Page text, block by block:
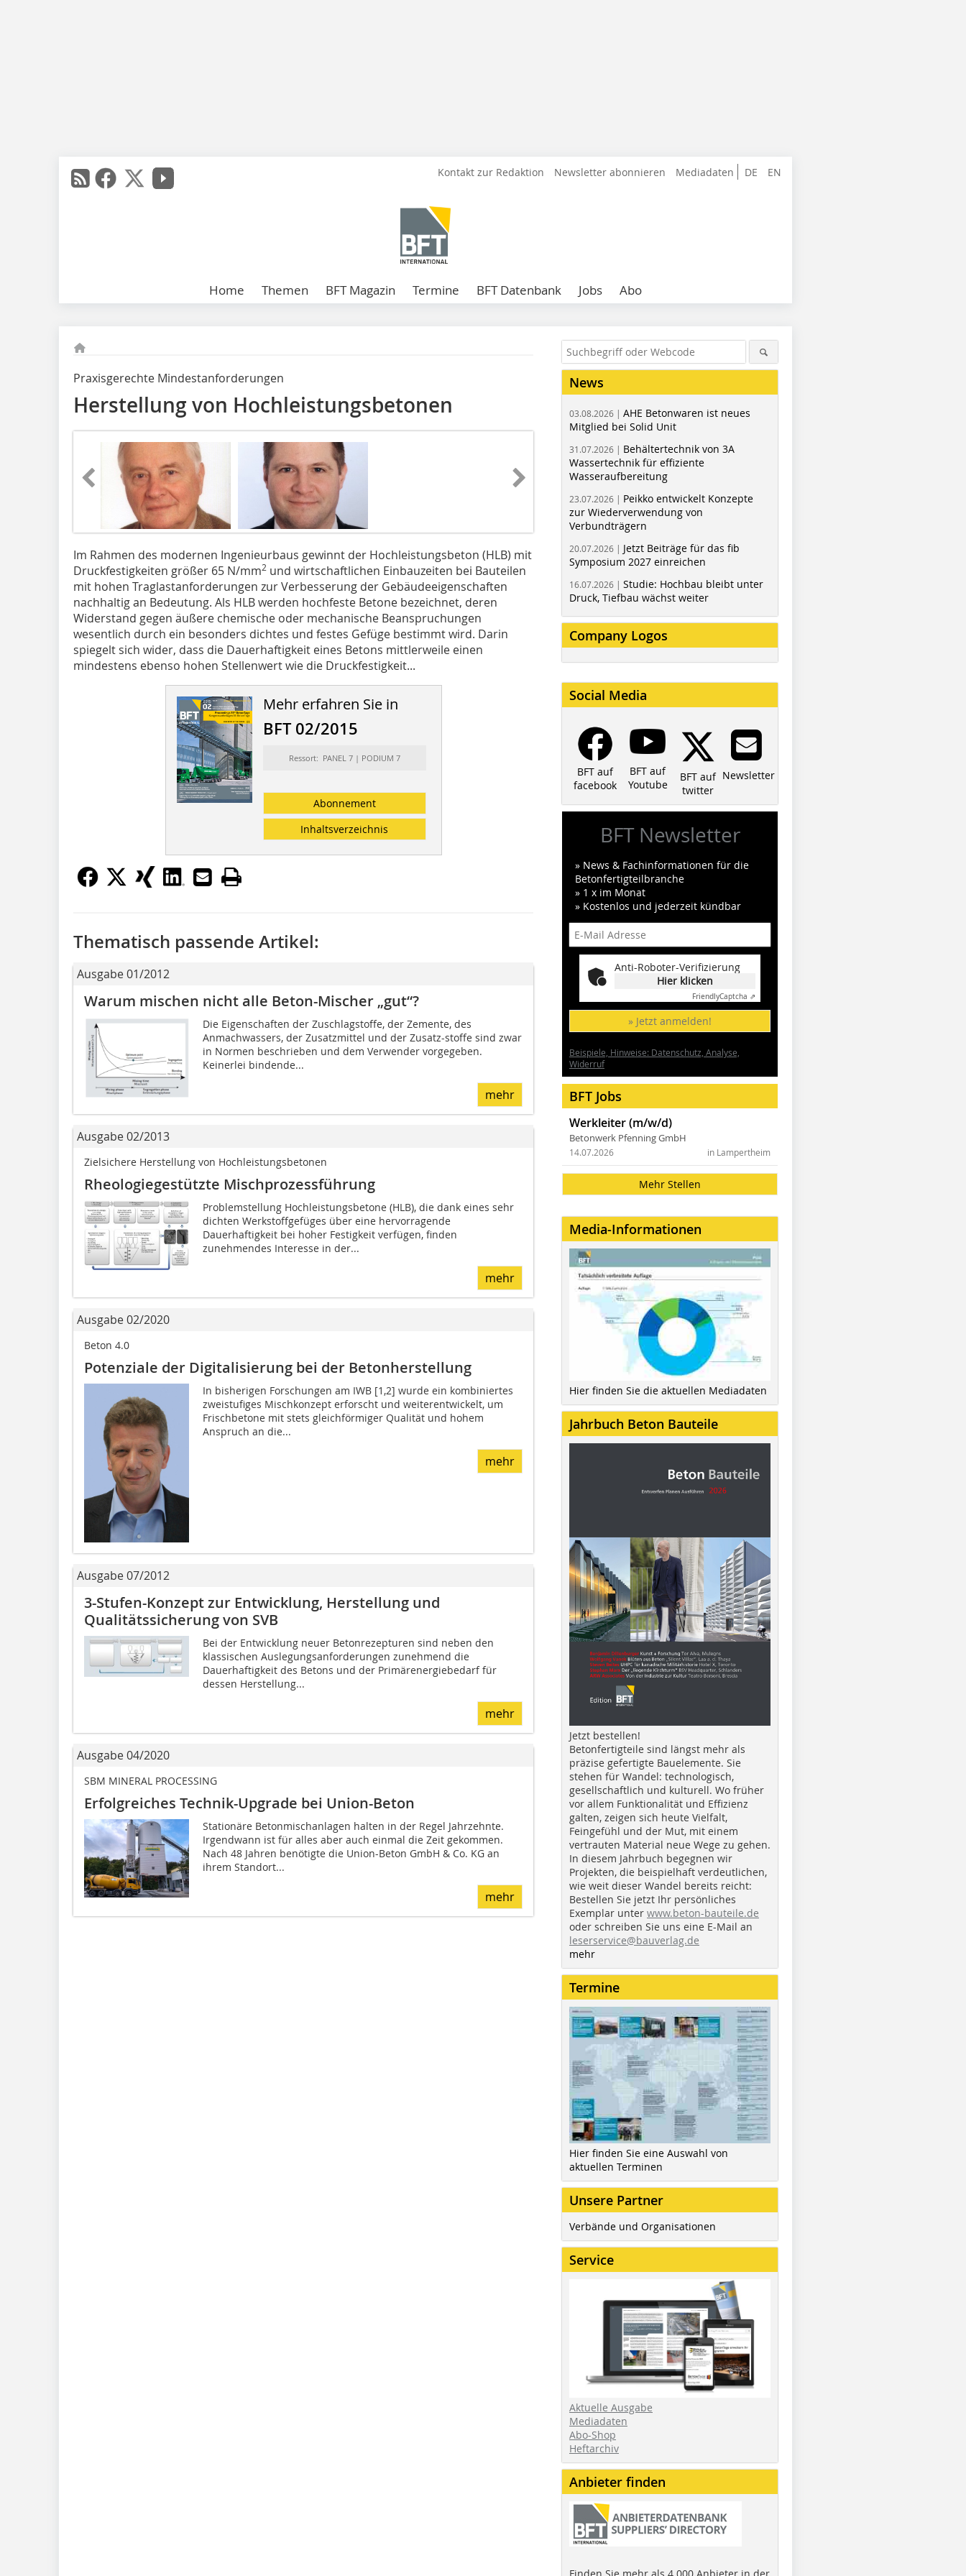
DE EN
Kontakt zur Redaktion Newsletter abonnieren Mediadaten
Home Themen BFT Magazin Termine BFT Datenbank Jobs Abo
Praxisgerechte Mindestanforderungen
Herstellung von Hochleistungsbetonen
Im Rahmen des modernen Ingenieurbaus gewinnt der Hochleistungsbeton (HLB) mit
Druckfestigkeiten größer 65 N/mm2 und wirtschaftlichen Einbauzeiten bei Bauteilen
mit hohen Traglastanforderungen zur Verbesserung der Gebäudeeigenschaften
nachhaltig an Bedeutung. Als HLB werden hochfeste Betone bezeichnet, deren
Widerstand gegen äußere chemische oder mechanische Beanspruchungen
wesentlich durch ein besonders dichtes und festes Gefüge bestimmt wird. Darin
spiegelt sich wider, dass die Dauerhaftigkeit eines Betons mittlerweile einen
mindestens ebenso hohen Stellenwert wie die Druckfestigkeit...
Mehr erfahren Sie in
BFT 02/2015
Ressort: PANEL 7 | PODIUM 7
Abonnement
Inhaltsverzeichnis
Thematisch passende Artikel:
Ausgabe 01/2012
Warum mischen nicht alle Beton-Mischer „gut“?
Die Eigenschaften der Zuschlagstoffe, der Zemente, des
Anmachwassers, der Zusatzmittel und der Zusatz-s­toffe sind zwar
in Normen beschrieben und dem Verwen­der vorgegeben.
Keinerlei bindende...
mehr
Ausgabe 02/2013
Zielsichere Herstellung von Hochleistungsbetonen
Rheologiegestützte Mischprozessführung
Problemstellung Hochleistungsbetone (HLB), die dank eines sehr
dichten Werkstoffgefüges über eine hervorragende
Dauerhaftigkeit bei hoher Festigkeit verfügen, finden
zunehmendes Interesse in der...
mehr
Ausgabe 02/2020
Beton 4.0
Potenziale der Digitalisierung bei der Betonherstellung
In bisherigen Forschungen am IWB [1,2] wurde ein kombiniertes
zweistufiges Mischkonzept erforscht und weiterentwickelt, um
Frischbetone mit stets gleichförmiger Qualität und hohem
Anspruch an die...
mehr
Ausgabe 07/2012
3-Stufen-Konzept zur Entwicklung, Herstellung und
Qualitätssicherung von SVB
Bei der Entwicklung neuer Betonrezepturen sind ne­ben den
klassischen Auslegungsanforderungen zuneh­mend die
Dauerhaftigkeit des Betons und der Primärener­gie­bedarf für
dessen Herstellung...
mehr
Ausgabe 04/2020
SBM MINERAL PROCESSING
Erfolgreiches Technik-Upgrade bei Union-Beton
Stationäre Betonmischanlagen halten in der Regel Jahrzehnte.
Irgendwann ist für alles aber auch einmal die Zeit gekommen.
Nach 48 Jahren benötigte die Union-Beton GmbH & Co. KG an
ihrem Standort...
mehr
News
03.08.2026 | AHE Betonwaren ist neues
Mitglied bei Solid Unit
31.07.2026 | Behältertechnik von 3A
Wassertechnik für effiziente
Wasseraufbereitung
23.07.2026 | Peikko entwickelt Konzepte
zur Wiederverwendung von
Verbundträgern
20.07.2026 | Jetzt Beiträge für das fib
Symposium 2027 einreichen
16.07.2026 | Studie: Hochbau bleibt unter
Druck, Tiefbau wächst weiter
Company Logos
Social Media
BFT auf
facebook
BFT auf
Youtube
BFT auf
twitter
Newsletter
BFT Newsletter
» News & Fachinformationen für die
Betonfertigteilbranche
» 1 x im Monat
» Kostenlos und jederzeit kündbar
Anti-Roboter-Verifizierung
Hier klicken
FriendlyCaptcha ⇗
» Jetzt anmelden!
Beispiele, Hinweise: Datenschutz, Analyse,
Widerruf
BFT Jobs
Werkleiter (m/w/d)
Betonwerk Pfenning GmbH
in Lampertheim
14.07.2026
Mehr Stellen
Media-Informationen
Hier finden Sie die aktuellen Mediadaten
Jahrbuch Beton Bauteile
Jetzt bestellen!
Betonfertigteile sind längst mehr als
präzise gefertigte Bauelemente. Sie
stehen für Wandel: technologisch,
gesellschaftlich und kulturell. Wo früher
vor allem Funktionalität und Effizienz
galten, zeigen sich heute Vielfalt,
Feingefühl und der Mut, mit einem
vertrauten Material neue Wege zu gehen.
In diesem Jahrbuch begegnen wir
Projekten, die beispielhaft verdeutlichen,
wie weit dieser Wandel bereits reicht:
Bestellen Sie jetzt Ihr persönliches
Exemplar unter www.beton-bauteile.de
oder schreiben Sie uns eine E-Mail an
leserservice@bauverlag.de
mehr
Termine
Hier finden Sie eine Auswahl von
aktuellen Terminen
Unsere Partner
Verbände und Organisationen
Service
Aktuelle Ausgabe
Mediadaten
Abo-Shop
Heftarchiv
Anbieter finden